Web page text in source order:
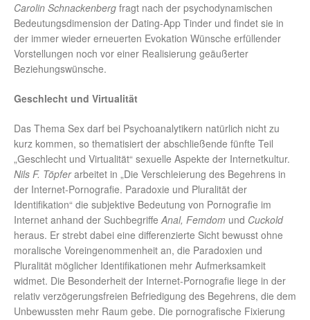
Carolin Schnackenberg fragt nach der psychodynamischen
Bedeutungsdimension der Dating-App Tinder und findet sie in
der immer wieder erneuerten Evokation Wünsche erfüllender
Vorstellungen noch vor einer Realisierung geäußerter
Beziehungswünsche.
Geschlecht und Virtualität
Das Thema Sex darf bei Psychoanalytikern natürlich nicht zu
kurz kommen, so thematisiert der abschließende fünfte Teil
„Geschlecht und Virtualität“ sexuelle Aspekte der Internetkultur.
Nils F. Töpferarbeitet in „Die Verschleierung des Begehrens in
der Internet-Pornografie. Paradoxie und Pluralität der
Identifikation“ die subjektive Bedeutung von Pornografie im
Internet anhand der SuchbegriffeAnal, Femdom und Cuckold
heraus. Er strebt dabei eine differenzierte Sicht bewusst ohne
moralische Voreingenommenheit an, die Paradoxien und
Pluralität möglicher Identifikationen mehr Aufmerksamkeit
widmet. Die Besonderheit der Internet-Pornografie liege in der
relativ verzögerungsfreien Befriedigung des Begehrens, die dem
Unbewussten mehr Raum gebe. Die pornografische Fixierung